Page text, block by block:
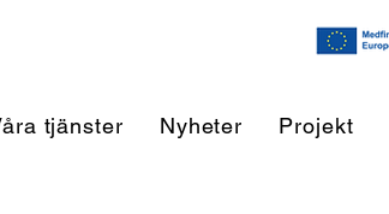
tjänster Nyheter Projekt